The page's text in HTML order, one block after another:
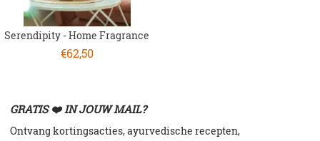
Serendipity - Home Fragrance
€62,50
GRATIS ❤️ IN JOUW MAIL?
Ontvang kortingsacties, ayurvedische recepten,